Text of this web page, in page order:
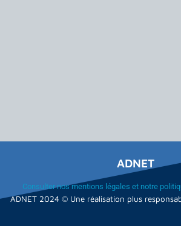
ADNET
Consulter nos mentions légales et notre
ADNET 2024 © Une réalisation plus